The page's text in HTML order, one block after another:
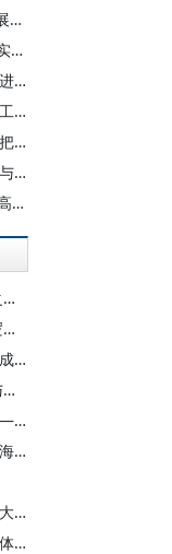
张军：亚洲要走“多元一体”的可持续发展之路
张军：严格公正司法 持续提质增效 为实现“十五五”良好开局提供有力司法保障
张军：中国已是内需主导型国家，如何进一步扩内需？
张军：习近平法治思想引领新时代审判工作高质量发展
张军：关税战给了我们一个决心，必须把扩大内需的堵点真正解决掉
对外开放制度创新、全球创新网络嵌入与中国科技国际影响力
张军：合作共赢 普惠包容 携手共建更高水平的开放型世界经济
赵忠秀：以开放之姿固稳促优 以制度之力蓄势未来
李坤望 杨灿宇：制度型开放的经济学逻辑与未来路径选择
范祚军：中国—东盟区域经济一体化的成就、挑战与路径
杨颖 柴剑峰：制度型开放的逻辑必然与实践进路
孙振民：中国参与国际标准的全球治理——基于制度互补性的视角
张军：经济转型与制度型开放——以上海为例
李实：包容性改革：制度型开放稳步扩大的基石
王德蓉：新时代稳步扩大制度型开放总体思路研究